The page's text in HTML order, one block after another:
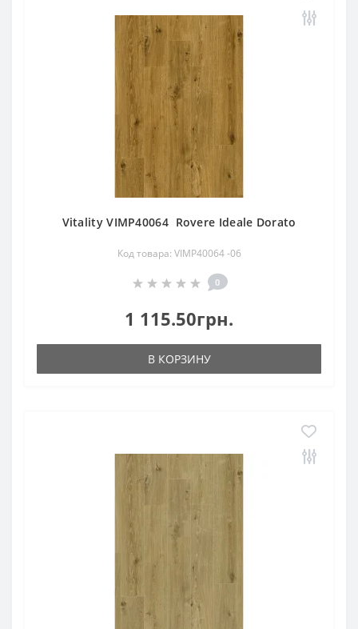
Vitality VIMP40064 Rovere Ideale Dorato
Код товара: VIMP40064 -06
0
1 115.50грн.
В КОРЗИНУ